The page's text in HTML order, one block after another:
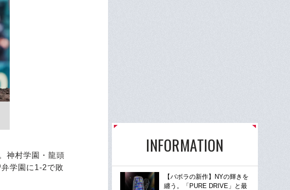
神村学園・龍頭
学園に1-2で敗
INFORMATION
【バボラの新作】NYの輝きを
纏う。「PURE DRIVE」と最